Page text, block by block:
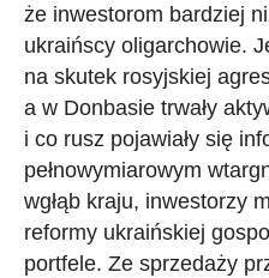
że inwestorom bardziej
ukraińscy oligarchowie.
na skutek rosyjskiej
a w Donbasie trwały
i co rusz pojawiały się
pełnowymiarowym
wgłąb kraju, inwestorzy
reformy ukraińskiej
portfele. Ze sprzedaży